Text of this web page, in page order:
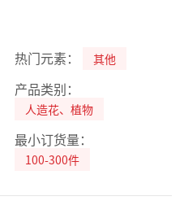
热门元素： 其他
产品类别：
人造花、植物
最小订货量：
100-300件